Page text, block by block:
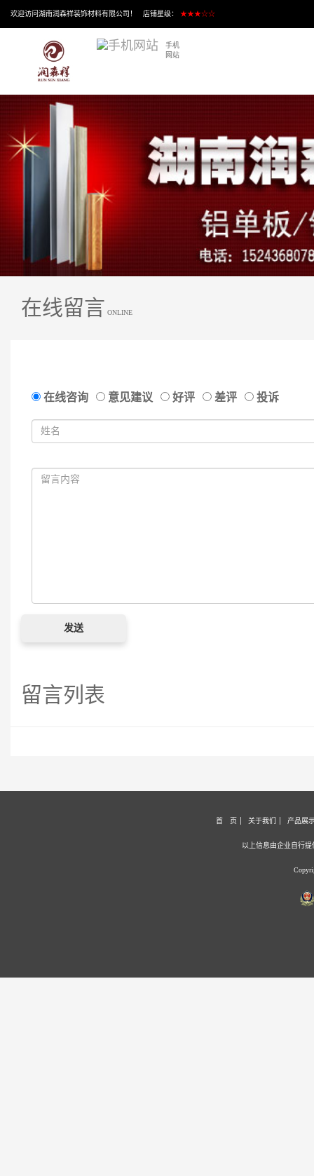
欢迎访问湖南润森祥装饰材料有限公司！ 店铺星级： ★★★☆☆
手机
网站
在线留言 ONLINE
在线咨询 意见建议 好评 差评 投诉
留言列表
首 页 关于我们 产品展
以上信息由企业自行